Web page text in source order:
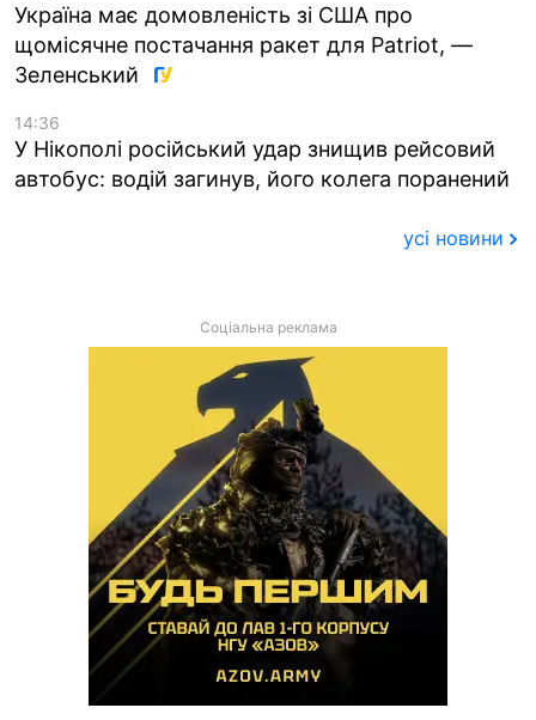
Україна має домовленість зі США про
щомісячне постачання ракет для Patriot, —
Зеленський
14:36
У Нікополі російський удар знищив рейсовий
автобус: водій загинув, його колега поранений
усі новини
Соціальна реклама